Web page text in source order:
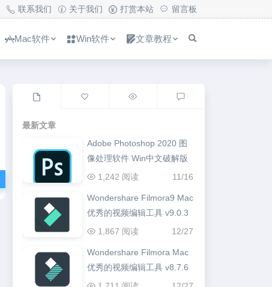
联系我们 关于我们 打赏本站 留言板
Mac软件 Win软件 文章教程
最新文章
Adobe Photoshop 2020 图
像处理软件 Win中文破解版
11/16
1,242 阅读
Wondershare Filmora9 Mac
优秀的视频编辑工具 v9.0.3
12/27
1,867 阅读
Wondershare Filmora Mac
优秀的视频编辑工具 v8.7.6